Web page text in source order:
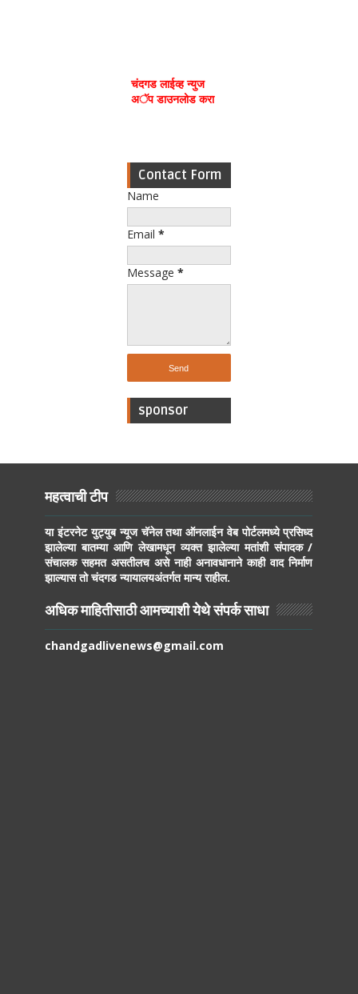
चंदगड लाईव्ह न्युज
अॅप डाउनलोड करा
Contact Form
Name
Email *
Message *
sponsor
महत्वाची टीप
या इंटरनेट युट्युब न्यूज चॅनेल तथा ऑनलाईन वेब पोर्टलमध्ये प्रसिध्द
झालेल्या बातम्या आणि लेखामधून व्यक्त झालेल्या मतांशी संपादक /
संचालक सहमत असतीलच असे नाही अनावधानाने काही वाद निर्माण
झाल्यास तो चंदगड न्यायालयअंतर्गत मान्य राहील.
अधिक माहितीसाठी आमच्याशी येथे संपर्क साधा
chandgadlivenews@gmail.com